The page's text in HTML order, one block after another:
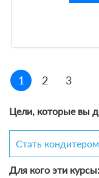
1 2 3
Цели, которые вы
Стать кондитером
Для кого эти курсы: